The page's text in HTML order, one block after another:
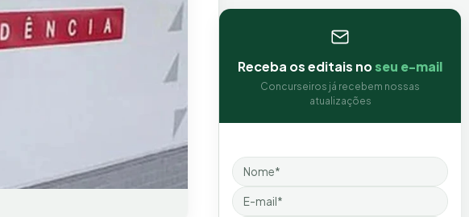
Receba os editais noseu e-mail
Concurseiros já recebem nossas
atualizações
Nome
Email